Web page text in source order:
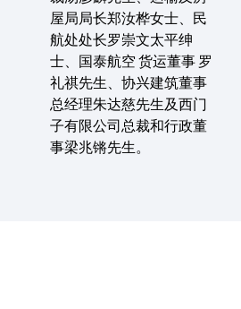
屋局局长郑汝桦女士、民
航处处长罗崇文太平绅
士、国泰航空 货运董事 罗
礼祺先生、协兴建筑董事
总经理朱达慈先生及西门
子有限公司总裁和行政董
事梁兆锵先生。